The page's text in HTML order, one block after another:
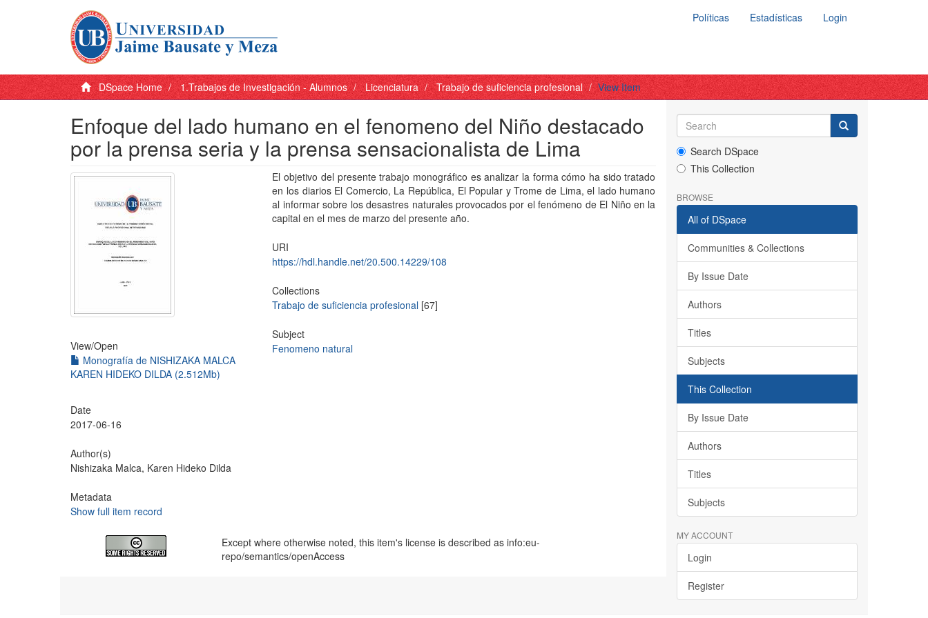
Políticas Estadísticas Login
DSpace Home 1.Trabajos de Investigación - Alumnos Licenciatura Trabajo de suficiencia profesional View Item
Enfoque del lado humano en el fenomeno del Niño destacado
por la prensa seria y la prensa sensacionalista de Lima
View/Open
Monografía de NISHIZAKA MALCA
KAREN HIDEKO DILDA (2.512Mb)
Date
2017-06-16
Author(s)
Nishizaka Malca, Karen Hideko Dilda
Metadata
Show full item record
El objetivo del presente trabajo monográfico es analizar la forma cómo ha sido tratado
en los diarios El Comercio, La República, El Popular y Trome de Lima, el lado humano
al informar sobre los desastres naturales provocados por el fenómeno de El Niño en la
capital en el mes de marzo del presente año.
URI
https://hdl.handle.net/20.500.14229/108
Collections
Trabajo de suficiencia profesional [67]
Subject
Fenomeno natural
Except where otherwise noted, this item's license is described as info:eu-
repo/semantics/openAccess
Search DSpace
This Collection
BROWSE
All of DSpace
Communities & Collections
By Issue Date
Authors
Titles
Subjects
This Collection
By Issue Date
Authors
Titles
Subjects
MY ACCOUNT
Login
Register